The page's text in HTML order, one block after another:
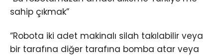
sahip çıkmak”
“Robota iki adet makinalı silah takılabilir veya
bir tarafına diğer tarafına bomba atar veya